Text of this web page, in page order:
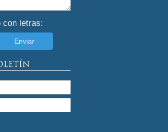
con letras: